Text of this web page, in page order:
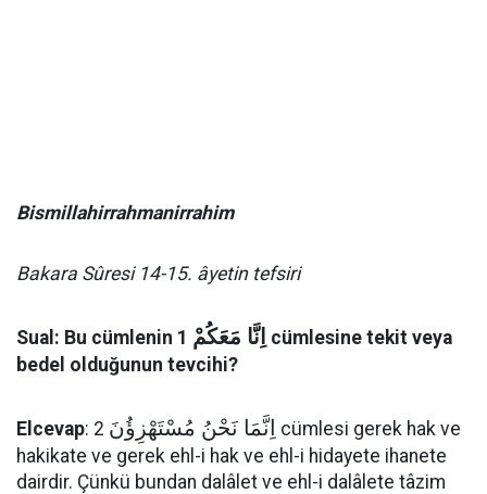
Bismillahirrahmanirrahim
Bakara Sûresi 14-15. âyetin tefsiri
Sual: Bu cümlenin 1 اِنَّا مَعَكُمْ cümlesine tekit veya
bedel olduğunun tevcihi?
Elcevap: 2 اِنَّمَا نَحْنُ مُسْتَهْزِؤُنَ cümlesi gerek hak ve
hakikate ve gerek ehl-i hak ve ehl-i hidayete ihanete
dairdir. Çünkü bundan dalâlet ve ehl-i dalâlete tâzim